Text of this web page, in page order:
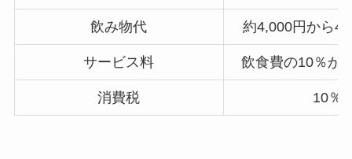
飲み物代 約4,000円から
サービス料 飲食費の10％か
消費税 10％